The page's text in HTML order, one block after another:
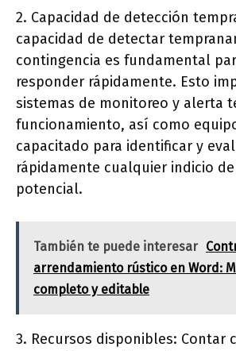
2. Capacidad de detección
capacidad de detectar
contingencia es fundamental
responder rápidamente. Esto
sistemas de monitoreo y alerta
funcionamiento, así como
capacitado para identificar y
rápidamente cualquier indicio
potencial.
También te puede interesar
arrendamiento rústico en Word:
completo y editable
3. Recursos disponibles: Contar